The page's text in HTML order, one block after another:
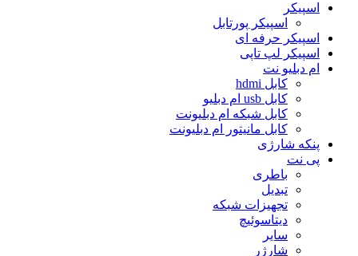
اسپیکر
اسپیکر پورتابل
اسپیکر حرفه ای
اسپیکر لپ تاپی
ام دبلیو نت
کابل hdmi
کابل usb ام دبلیو
کابل شبکه ام دبلیونت
کابل مانیتور ام دبلیونت
پنکه شارژی
پی نت
باطری
تبدیل
تجهیزات شبکه
دیتاسوئیچ
سایر
شارژر